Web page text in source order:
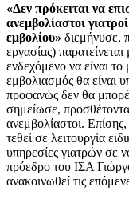
«Δεν πρόκειται να
ανεμβολίαστοι
εμβολίου» διεμήνυσε,
εργασίας)
ενδεχόμενο να είναι
εμβολιασμός θα είναι
προφανώς δεν θα
σημείωσε,
ανεμβολίαστοι.
τεθεί σε λειτουργία
υπηρεσίες γιατρών σε
πρόεδρο του ΙΣΑ
ανακοινωθεί τις